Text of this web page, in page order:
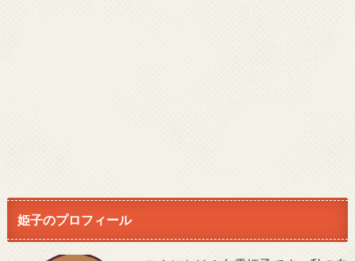
姫子のプロフィール